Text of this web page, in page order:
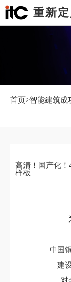
重新
首页>智能建筑成
高清！国产化
样板
中国
建
对